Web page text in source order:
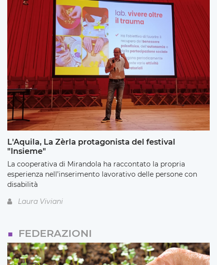
L'Aquila, La Zèrla protagonista del festival
"Insieme"
La cooperativa di Mirandola ha raccontato la propria
esperienza nell’inserimento lavorativo delle persone con
disabilità
Laura Viviani
FEDERAZIONI